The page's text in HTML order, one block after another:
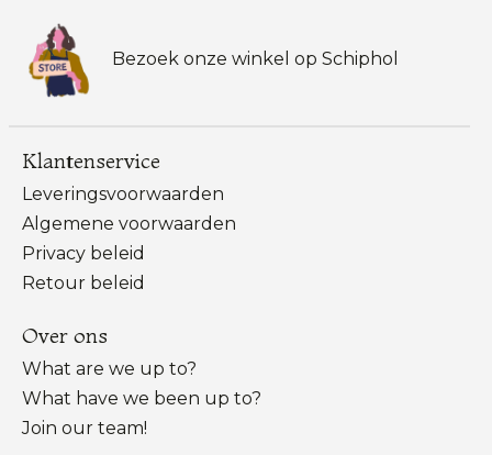
Bezoek onze winkel op Schiphol
Klantenservice
Leveringsvoorwaarden
Algemene voorwaarden
Privacy beleid
Retour beleid
Over ons
What are we up to?
What have we been up to?
Join our team!